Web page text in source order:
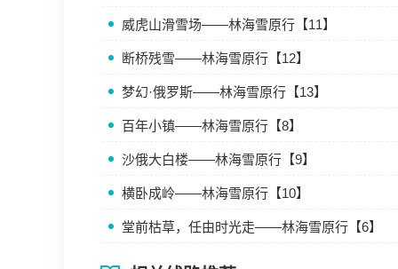
威虎山滑雪场——林海雪原行【11】
断桥残雪——林海雪原行【12】
梦幻·俄罗斯——林海雪原行【13】
百年小镇——林海雪原行【8】
沙俄大白楼——林海雪原行【9】
横卧成岭——林海雪原行【10】
堂前枯草，任由时光走——林海雪原行【6】